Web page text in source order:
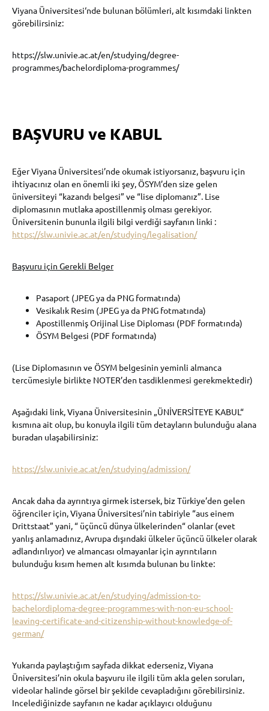
Viyana Üniversitesi‘nde bulunan bölümleri, alt kısımdaki linkten
görebilirsiniz:
https://slw.univie.ac.at/en/studying/degree-
programmes/bachelordiploma-programmes/
BAŞVURU ve KABUL
Eğer Viyana Üniversitesi’nde okumak istiyorsanız, başvuru için
ihtiyacınız olan en önemli iki şey, ÖSYM’den size gelen
üniversiteyi “kazandı belgesi” ve “lise diplomanız”. Lise
diplomasının mutlaka apostillenmiş olması gerekiyor.
Üniversitenin bununla ilgili bilgi verdiği sayfanın linki :
https://slw.univie.ac.at/en/studying/legalisation/
Başvuru için Gerekli Belger
Pasaport (JPEG ya da PNG formatında)
Vesikalık Resim (JPEG ya da PNG fotmatında)
Apostillenmiş Orijinal Lise Diploması (PDF formatında)
ÖSYM Belgesi (PDF formatında)
(Lise Diplomasının ve ÖSYM belgesinin yeminli almanca
tercümesiyle birlikte NOTER’den tasdiklenmesi gerekmektedir)
Aşağıdaki link, Viyana Üniversitesinin „ÜNİVERSİTEYE KABUL“
kısmına ait olup, bu konuyla ilgili tüm detayların bulunduğu alana
buradan ulaşabilirsiniz:
https://slw.univie.ac.at/en/studying/admission/
Ancak daha da ayrıntıya girmek istersek, biz Türkiye’den gelen
öğrenciler için, Viyana Üniversitesi’nin tabiriyle “aus einem
Drittstaat” yani, “ üçüncü dünya ülkelerinden“ olanlar (evet
yanlış anlamadınız, Avrupa dışındaki ülkeler üçüncü ülkeler olarak
adlandırılıyor) ve almancası olmayanlar için ayrıntıların
bulunduğu kısım hemen alt kısımda bulunan bu linkte:
https://slw.univie.ac.at/en/studying/admission-to-
bachelordiploma-degree-programmes-with-non-eu-school-
leaving-certificate-and-citizenship-without-knowledge-of-
german/
Yukarıda paylaştığım sayfada dikkat ederseniz, Viyana
Üniversitesi’nin okula başvuru ile ilgili tüm akla gelen soruları,
videolar halinde görsel bir şekilde cevapladığını görebilirsiniz.
Incelediğinizde sayfanın ne kadar açıklayıcı olduğunu